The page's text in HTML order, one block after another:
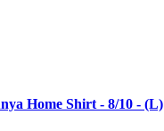
Home Shirt - 8/10 - (L)